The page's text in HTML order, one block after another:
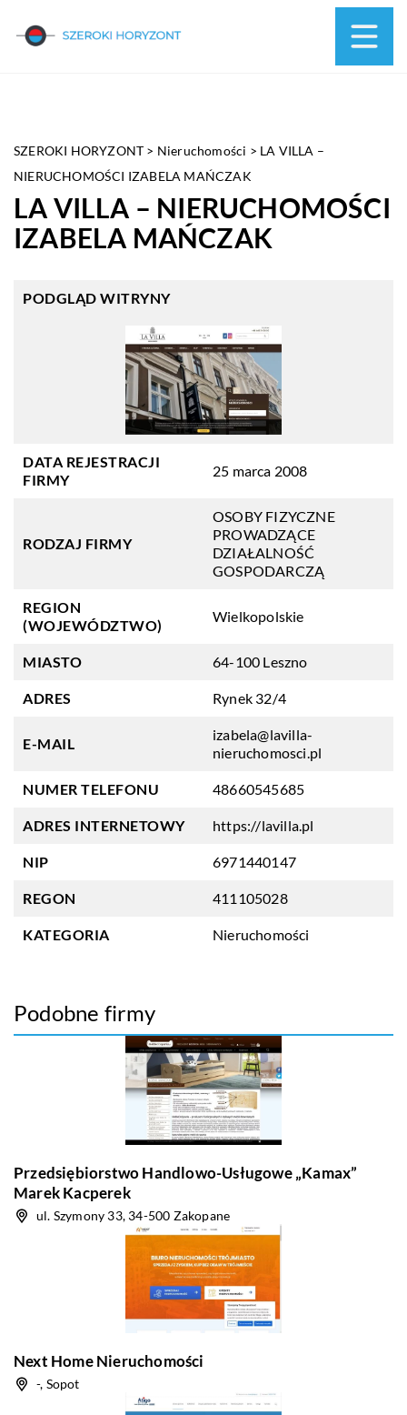
SZEROKI HORYZONT > Nieruchomości > LA VILLA –
NIERUCHOMOŚCI IZABELA MAŃCZAK
LA VILLA – NIERUCHOMOŚCI
IZABELA MAŃCZAK
PODGLĄD WITRYNY
DATA REJESTRACJI
FIRMY
25 marca 2008
RODZAJ FIRMY
OSOBY FIZYCZNE
PROWADZĄCE
DZIAŁALNOŚĆ
GOSPODARCZĄ
REGION
(WOJEWÓDZTWO)
Wielkopolskie
MIASTO 64-100 Leszno
ADRES Rynek 32/4
E-MAIL
izabela@lavilla-
nieruchomosci.pl
NUMER TELEFONU 48660545685
ADRES INTERNETOWY https://lavilla.pl
NIP 6971440147
REGON 411105028
KATEGORIA Nieruchomości
Podobne firmy
Przedsiębiorstwo Handlowo-Usługowe „Kamax”
Marek Kacperek
ul. Szymony 33, 34-500 Zakopane
Next Home Nieruchomości
-, Sopot